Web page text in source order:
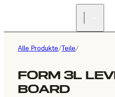
Alle Produkte/Teile/
FORM 3L
BOARD